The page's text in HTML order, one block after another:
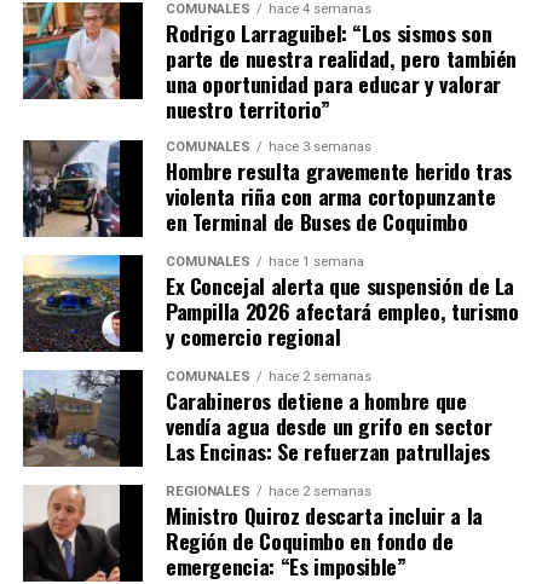
COMUNALES hace 4 semanas
Rodrigo Larraguibel: “Los sismos son
parte de nuestra realidad, pero también
una oportunidad para educar y valorar
nuestro territorio”
COMUNALES hace 3 semanas
Hombre resulta gravemente herido tras
violenta riña con arma cortopunzante
en Terminal de Buses de Coquimbo
COMUNALES hace 1 semana
Ex Concejal alerta que suspensión de La
Pampilla 2026 afectará empleo, turismo
y comercio regional
COMUNALES hace 2 semanas
Carabineros detiene a hombre que
vendía agua desde un grifo en sector
Las Encinas: Se refuerzan patrullajes
REGIONALES hace 2 semanas
Ministro Quiroz descarta incluir a la
Región de Coquimbo en fondo de
emergencia: “Es imposible”